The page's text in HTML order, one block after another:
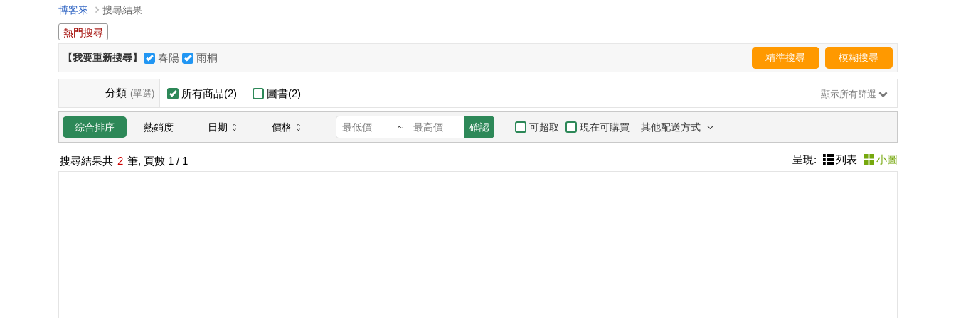
博客來
搜尋結果
熱門搜尋
【我要重新搜尋】 春陽 雨桐 精準搜尋 模糊搜尋
分類 (單選) 所有商品(2) 圖書(2) 顯示所有篩選
綜合排序 熱銷度 日期 價格 ~ 確認 可超取 現在可購買 其他配送方式
搜尋結果共 2 筆, 頁數 1 / 1 呈現: 列表 小圖